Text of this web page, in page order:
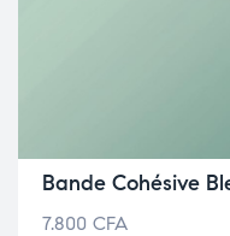
Bande Cohésive
7.800 CFA